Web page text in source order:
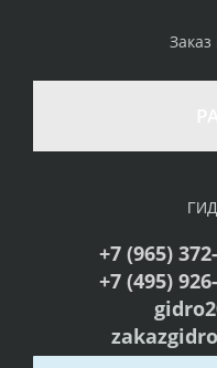
+7 (965)
+7 (495)